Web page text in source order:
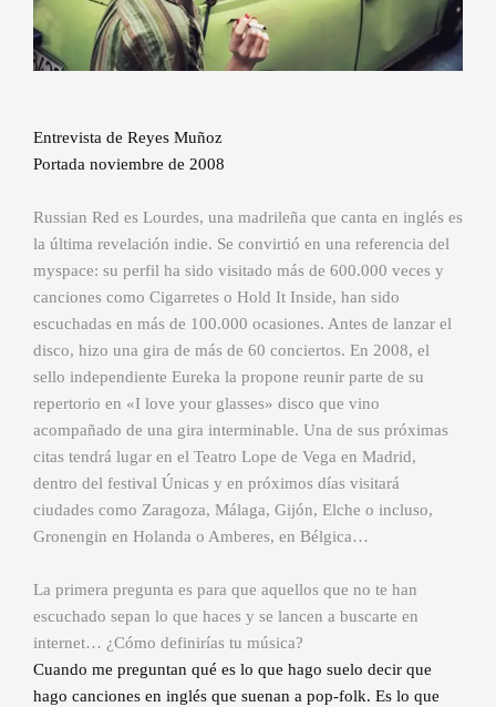
Entrevista de Reyes Muñoz
Portada noviembre de 2008
Russian Red es Lourdes, una madrileña que canta en inglés es
la última revelación indie. Se convirtió en una referencia del
myspace: su perfil ha sido visitado más de 600.000 veces y
canciones como Cigarretes o Hold It Inside, han sido
escuchadas en más de 100.000 ocasiones. Antes de lanzar el
disco, hizo una gira de más de 60 conciertos. En 2008, el
sello independiente Eureka la propone reunir parte de su
repertorio en «I love your glasses» disco que vino
acompañado de una gira interminable. Una de sus próximas
citas tendrá lugar en el Teatro Lope de Vega en Madrid,
dentro del festival Únicas y en próximos días visitará
ciudades como Zaragoza, Málaga, Gijón, Elche o incluso,
Gronengin en Holanda o Amberes, en Bélgica…
La primera pregunta es para que aquellos que no te han
escuchado sepan lo que haces y se lancen a buscarte en
internet… ¿Cómo definirías tu música?
Cuando me preguntan qué es lo que hago suelo decir que
hago canciones en inglés que suenan a pop-folk. Es lo que